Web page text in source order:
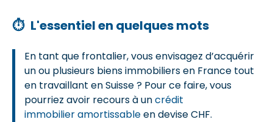
⏱ L'essentiel en quelques mots
En tant que frontalier, vous envisagez d’acquérir
un ou plusieurs biens immobiliers en France tout
en travaillant en Suisse ? Pour ce faire, vous
pourriez avoir recours à uncrédit
immobilier amortissableen devise CHF.